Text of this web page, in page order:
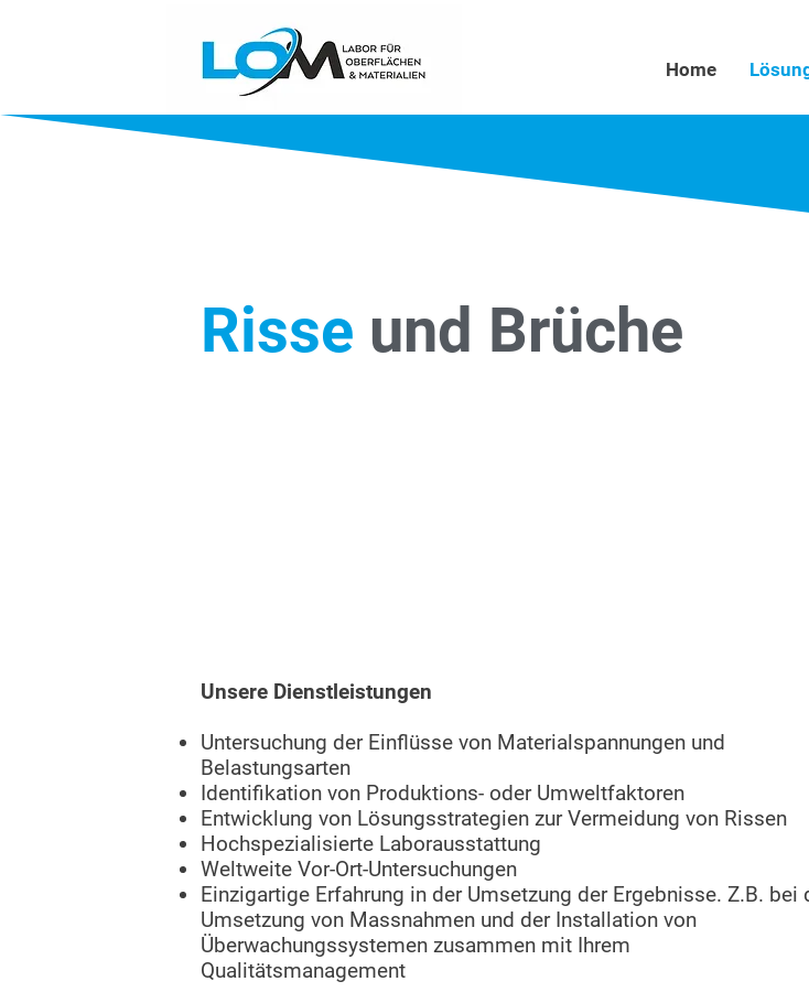
Home
Risse und Brüche
Unsere Dienstleistungen
Untersuchung der Einflüsse von Materialspannungen und
Belastungsarten
Identifikation von Produktions- oder Umweltfaktoren
Entwicklung von Lösungsstrategien zur Vermeidung von Rissen
Hochspezialisierte Laborausstattung
Weltweite Vor-Ort-Untersuchungen
Einzigartige Erfahrung in der Umsetzung der Ergebnisse. Z.B. bei
Umsetzung von Massnahmen und der Installation von
Überwachungssystemen zusammen mit Ihrem
Qualitätsmanagement